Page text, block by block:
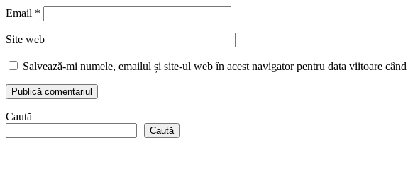
Email *
Site web
Salvează-mi numele, emailul și site-ul web în acest navigator pentru data viitoare când
Caută
Caută